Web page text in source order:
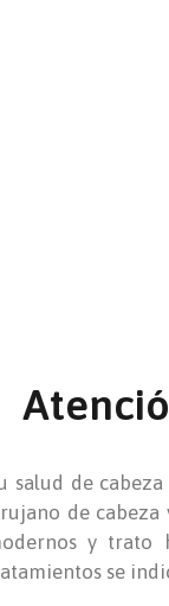
salud de
de
y trato
se